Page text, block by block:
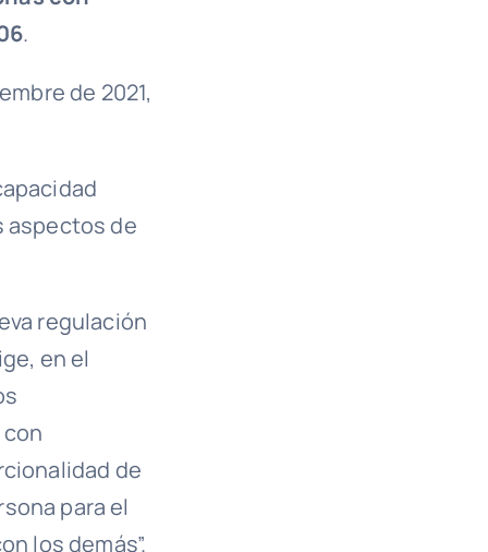
.
de 2021,
aspectos de
regulación
en el
de
para el
los demás”.